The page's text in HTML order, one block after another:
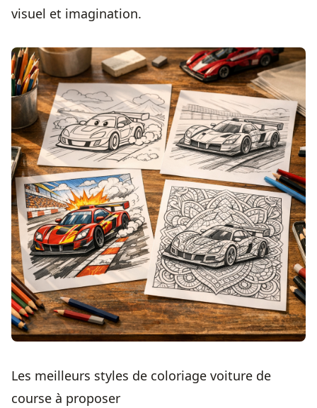
visuel et imagination.
Les meilleurs styles de coloriage voiture de
course à proposer